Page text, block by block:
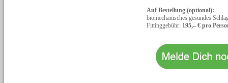
Auf Bestellung (optional):
biomechanisches gesundes
Fittinggebühr: 195,– € pro